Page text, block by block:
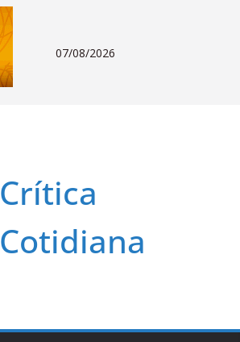
07/08/2026
Crítica
Cotidiana